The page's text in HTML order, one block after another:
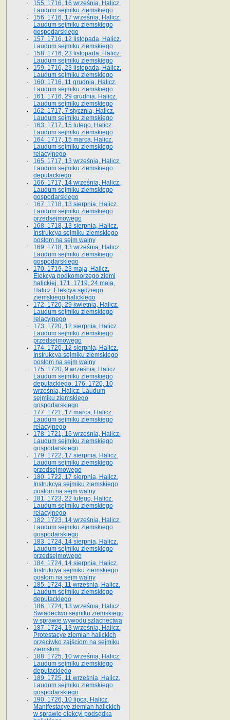
155. 1716, 16 września, Halicz.
Laudum sejmiku ziemskiego
156. 1716, 17 września, Halicz.
Laudum sejmiku ziemskiego
gospodarskiego
157. 1716, 12 listopada, Halicz.
Laudum sejmiku ziemskiego
158. 1716, 23 listopada, Halicz.
Laudum sejmiku ziemskiego
159. 1716, 23 listopada, Halicz.
Laudum sejmiku ziemskiego
160. 1716, 11 grudnia, Halicz.
Laudum sejmiku ziemskiego
161. 1716, 29 grudnia, Halicz.
Laudum sejmiku ziemskiego
162. 1717, 7 stycznia, Halicz.
Laudum sejmiku ziemskiego
163. 1717, 15 lutego, Halicz.
Laudum sejmiku ziemskiego
164. 1717, 15 marca, Halicz.
Laudum sejmiku ziemskiego
relacyjnego
165. 1717, 13 września, Halicz.
Laudum sejmiku ziemskiego
deputackiego
166. 1717, 14 września, Halicz.
Laudum sejmiku ziemskiego
gospodarskiego
167. 1718, 13 sierpnia, Halicz.
Laudum sejmiku ziemskiego
przedsejmowego
168. 1718, 13 sierpnia, Halicz.
Instrukcya sejmiku ziemskiego
posłom na sejm walny
169. 1718, 13 września, Halicz.
Laudum sejmiku ziemskiego
gospodarskiego
170. 1719, 23 maja, Halicz.
Elekcya podkomorzego ziemi
halickiej. 171. 1719, 24 maja,
Halicz. Elekcya sędziego
ziemskiego halickiego
172. 1720, 29 kwietnia, Halicz.
Laudum sejmiku ziemskiego
relacyjnego
173. 1720, 12 sierpnia, Halicz.
Laudum sejmiku ziemskiego
przedsejmowego
174. 1720, 12 sierpnia, Halicz.
Instrukcya sejmiku ziemskiego
posłom na sejm walny
175. 1720, 9 września, Halicz.
Laudum sejmiku ziemskiego
deputackiego. 176. 1720, 10
września, Halicz. Laudum
sejmiku ziemskiego
gospodarskiego
177. 1721, 17 marca, Halicz.
Laudum sejmiku ziemskiego
relacyjnego
178. 1721, 16 września, Halicz.
Laudum sejmiku ziemskiego
gospodarskiego
179. 1722, 17 sierpnia, Halicz.
Laudum sejmiku ziemskiego
przedsejmowego
180. 1722, 17 sierpnia, Halicz.
Instrukcya sejmiku ziemskiego
posłom na sejm walny
181. 1723, 22 lutego, Halicz.
Laudum sejmiku ziemskiego
relacyjnego
182. 1723, 14 września, Halicz.
Laudum sejmiku ziemskiego
gospodarskiego
183. 1724, 14 sierpnia, Halicz.
Laudum sejmiku ziemskiego
przedsejmowego
184. 1724, 14 sierpnia, Halicz.
Instrukcya sejmiku ziemskiego
posłom na sejm walny
185. 1724, 11 września, Halicz.
Laudum sejmiku ziemskiego
deputackiego
186. 1724, 13 września, Halicz.
Świadectwo sejmiku ziemskiego
w sprawie wywodu szlachectwa
187. 1724, 13 września, Halicz.
Protestacye ziemian halickich
przeciwko zajściom na sejmiku
ziemskim
188. 1725, 10 września, Halicz.
Laudum sejmiku ziemskiego
deputackiego
189. 1725, 11 września, Halicz.
Laudum sejmiku ziemskiego
gospodarskiego
190. 1726, 10 lipca, Halicz.
Manifestacye ziemian halickich
w sprawie elekcyi podsędka